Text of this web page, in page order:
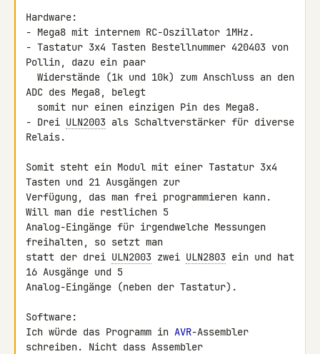
Hardware:
- Mega8 mit internem RC-Oszillator 1MHz.
- Tastatur 3x4 Tasten Bestellnummer 420403 von
Pollin, dazu ein paar
ADC des Mega8, belegt
- Drei ULN2003 als Schaltverstärker für diverse
Relais.
Somit steht ein Modul mit einer Tastatur 3x4
Tasten und 21 Ausgängen zur
Verfügung, das man frei programmieren kann.
Will man die restlichen 5
Analog-Eingänge für irgendwelche Messungen
freihalten, so setzt man
statt der drei ULN2003 zwei ULN2803 ein und hat
16 Ausgänge und 5
Analog-Eingänge (neben der Tastatur).
Software:
Ich würde das Programm in AVR-Assembler
schreiben. Nicht dass Assembler